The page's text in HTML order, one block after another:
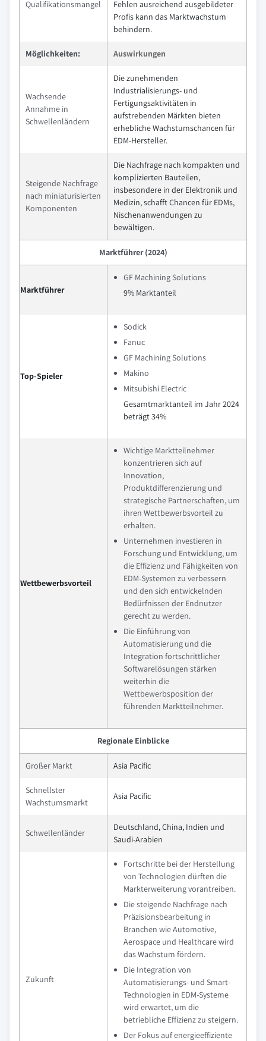
Qualifikationsmangel
Fehlen ausreichend ausgebildeter
Profis kann das Marktwachstum
behindern.
Möglichkeiten: Auswirkungen
Wachsende
Annahme in
Schwellenländern
Die zunehmenden
Industrialisierungs- und
Fertigungsaktivitäten in
aufstrebenden Märkten bieten
erhebliche Wachstumschancen für
EDM-Hersteller.
Steigende Nachfrage
nach miniaturisierten
Komponenten
Die Nachfrage nach kompakten und
komplizierten Bauteilen,
insbesondere in der Elektronik und
Medizin, schafft Chancen für EDMs,
Nischenanwendungen zu
bewältigen.
Marktführer (2024)
Marktführer
GF Machining Solutions
9% Marktanteil
Top-Spieler
Sodick
Fanuc
GF Machining Solutions
Makino
Mitsubishi Electric
Gesamtmarktanteil im Jahr 2024
beträgt 34%
Wettbewerbsvorteil
Wichtige Marktteilnehmer
konzentrieren sich auf
Innovation,
Produktdifferenzierung und
strategische Partnerschaften, um
ihren Wettbewerbsvorteil zu
erhalten.
Unternehmen investieren in
Forschung und Entwicklung, um
die Effizienz und Fähigkeiten von
EDM-Systemen zu verbessern
und den sich entwickelnden
Bedürfnissen der Endnutzer
gerecht zu werden.
Die Einführung von
Automatisierung und die
Integration fortschrittlicher
Softwarelösungen stärken
weiterhin die
Wettbewerbsposition der
führenden Marktteilnehmer.
Regionale Einblicke
Großer Markt Asia Pacific
Schnellster
Wachstumsmarkt
Asia Pacific
Schwellenländer
Deutschland, China, Indien und
Saudi-Arabien
Zukunft
Fortschritte bei der Herstellung
von Technologien dürften die
Markterweiterung vorantreiben.
Die steigende Nachfrage nach
Präzisionsbearbeitung in
Branchen wie Automotive,
Aerospace und Healthcare wird
das Wachstum fördern.
Die Integration von
Automatisierungs- und Smart-
Technologien in EDM-Systeme
wird erwartet, um die
betriebliche Effizienz zu steigern.
Der Fokus auf energieeffiziente